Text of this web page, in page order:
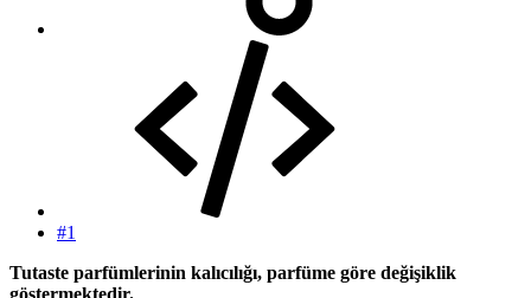
#1
Tutaste parfümlerinin kalıcılığı, parfüme göre değişiklik
göstermektedir.